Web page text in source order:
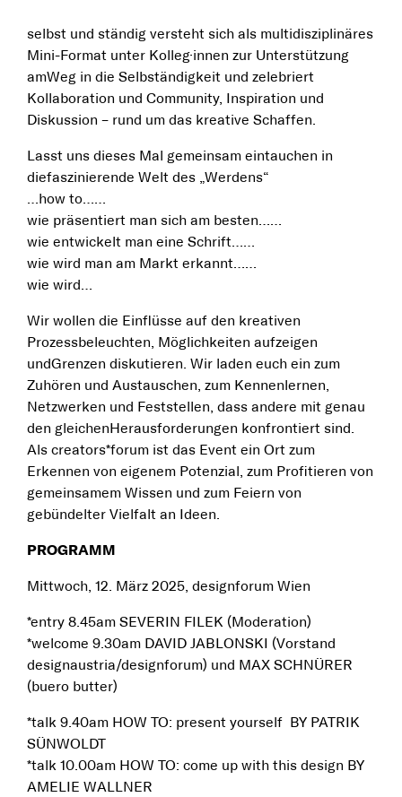
selbst und ständig versteht sich als multidisziplinäres
Mini-Format unter Kolleg·innen zur Unterstützung
amWeg in die Selbständigkeit und zelebriert
Kollaboration und Community, Inspiration und
Diskussion – rund um das kreative Schaffen.
Lasst uns dieses Mal gemeinsam eintauchen in
diefaszinierende Welt des „Werdens“
…how to……
wie präsentiert man sich am besten……
wie entwickelt man eine Schrift……
wie wird man am Markt erkannt……
wie wird…
Wir wollen die Einflüsse auf den kreativen
Prozessbeleuchten, Möglichkeiten aufzeigen
undGrenzen diskutieren. Wir laden euch ein zum
Zuhören und Austauschen, zum Kennenlernen,
Netzwerken und Feststellen, dass andere mit genau
den gleichenHerausforderungen konfrontiert sind.
Als creators*forum ist das Event ein Ort zum
Erkennen von eigenem Potenzial, zum Profitieren von
gemeinsamem Wissen und zum Feiern von
gebündelter Vielfalt an Ideen.
PROGRAMM
Mittwoch, 12. März 2025, designforum Wien
*entry 8.45am SEVERIN FILEK (Moderation)
*welcome 9.30am DAVID JABLONSKI (Vorstand
designaustria/designforum) und MAX SCHNÜRER
(buero butter)
*talk 9.40am HOW TO: present yourself BY PATRIK
SÜNWOLDT
*talk 10.00am HOW TO: come up with this design BY
AMELIE WALLNER